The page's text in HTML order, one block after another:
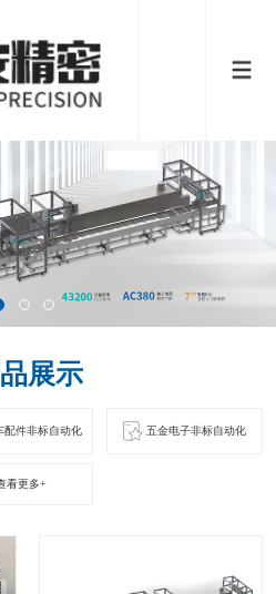
展示
配件非标自动化 五金电子非标自动化
看更多+